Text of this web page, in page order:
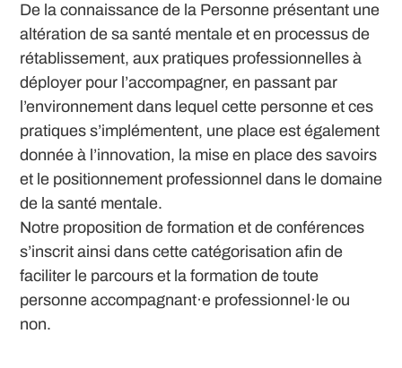
De la connaissance de la Personne présentant une
altération de sa santé mentale et en processus de
rétablissement, aux pratiques professionnelles à
déployer pour l’accompagner, en passant par
l’environnement dans lequel cette personne et ces
pratiques s’implémentent, une place est également
donnée à l’innovation, la mise en place des savoirs
et le positionnement professionnel dans le domaine
de la santé mentale.
Notre proposition de formation et de conférences
s’inscrit ainsi dans cette catégorisation afin de
faciliter le parcours et la formation de toute
personne accompagnant·e professionnel·le ou
non.